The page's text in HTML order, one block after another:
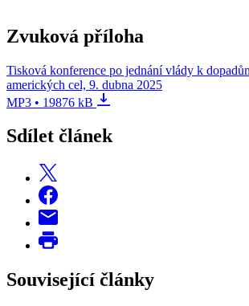
Zvuková příloha
Tisková konference po jednání vlády k
amerických cel, 9. dubna 2025
MP3 • 19876 kB
Sdílet článek
Související články